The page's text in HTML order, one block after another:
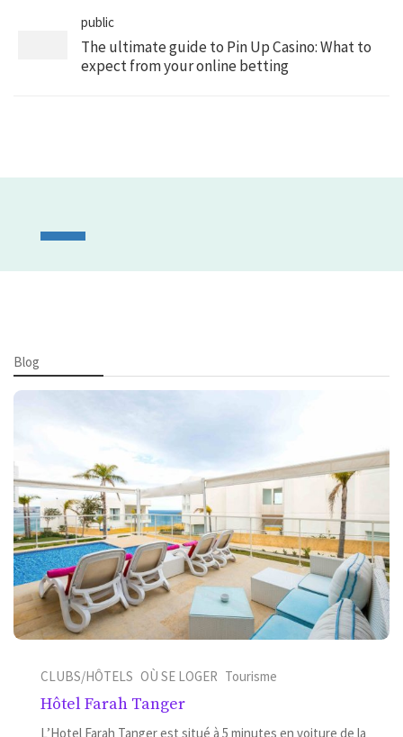
public
The ultimate guide to Pin Up Casino: What to
expect from your online betting
Blog
CLUBS/HÔTELS OÙ SE LOGER Tourisme
Hôtel Farah Tanger
L’Hotel Farah Tanger est situé à 5 minutes en voiture de la